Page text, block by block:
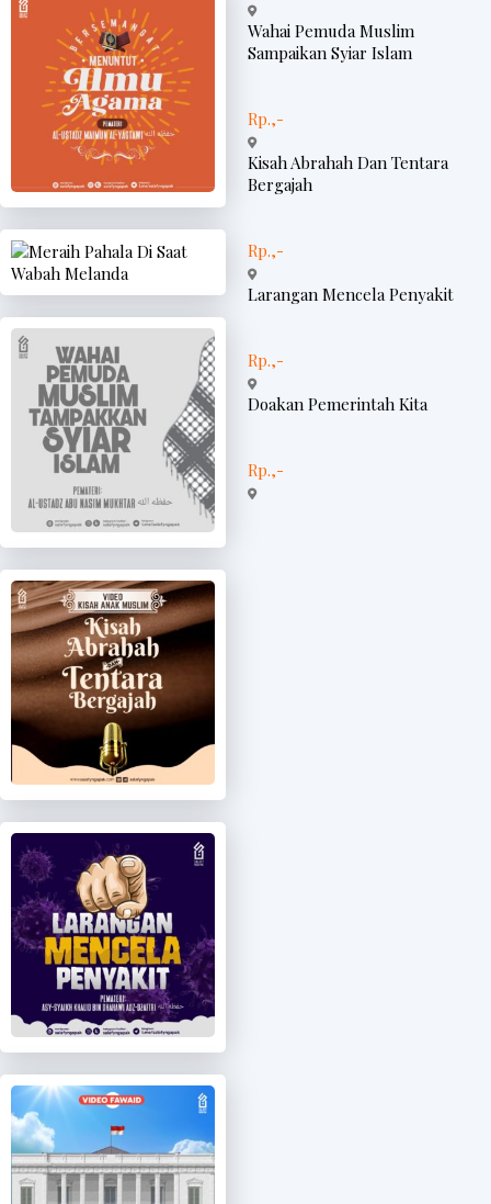
Wahai Pemuda Muslim
Sampaikan Syiar Islam
Rp.,-
Kisah Abrahah Dan Tentara
Bergajah
Rp.,-
Larangan Mencela Penyakit
Rp.,-
Doakan Pemerintah Kita
Rp.,-